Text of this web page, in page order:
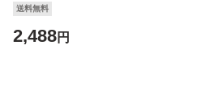
送料無料
2,488円